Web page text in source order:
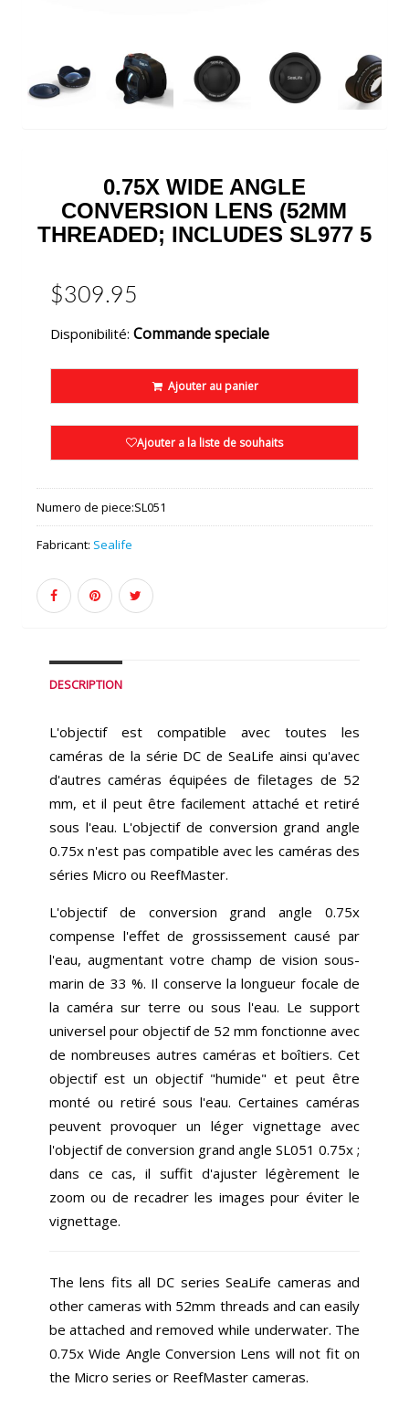
0.75X WIDE ANGLE
CONVERSION LENS (52MM
THREADED; INCLUDES SL977 5
$309.95
Disponibilité: Commande speciale
Ajouter au panier
Ajouter a la liste de souhaits
Numero de piece:SL051
Fabricant: Sealife
DESCRIPTION
L'objectif est compatible avec toutes les
caméras de la série DC de SeaLife ainsi qu'avec
d'autres caméras équipées de filetages de 52
mm, et il peut être facilement attaché et retiré
sous l'eau. L'objectif de conversion grand angle
0.75x n'est pas compatible avec les caméras des
séries Micro ou ReefMaster.
L'objectif de conversion grand angle 0.75x
compense l'effet de grossissement causé par
l'eau, augmentant votre champ de vision sous-
marin de 33 %. Il conserve la longueur focale de
la caméra sur terre ou sous l'eau. Le support
universel pour objectif de 52 mm fonctionne avec
de nombreuses autres caméras et boîtiers. Cet
objectif est un objectif "humide" et peut être
monté ou retiré sous l'eau. Certaines caméras
peuvent provoquer un léger vignettage avec
l'objectif de conversion grand angle SL051 0.75x ;
dans ce cas, il suffit d'ajuster légèrement le
zoom ou de recadrer les images pour éviter le
vignettage.
The lens fits all DC series SeaLife cameras and
other cameras with 52mm threads and can easily
be attached and removed while underwater. The
0.75x Wide Angle Conversion Lens will not fit on
the Micro series or ReefMaster cameras.